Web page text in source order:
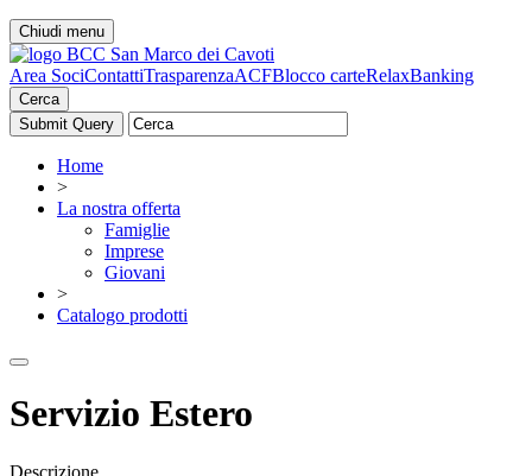
Chiudi menu
Area SociContattiTrasparenzaACFBlocco carteRelaxBanking
Cerca
Home
>
La nostra offerta
Famiglie
Imprese
Giovani
>
Catalogo prodotti
Servizio Estero
Descrizione